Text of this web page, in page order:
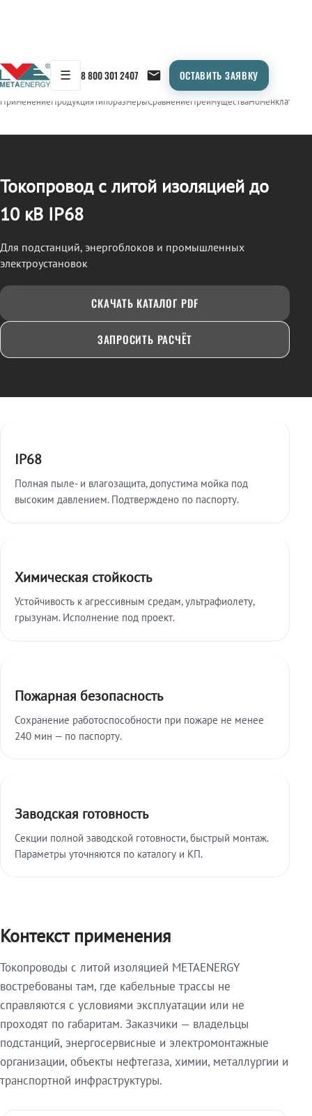
☰ 8 800 301 2407 ОСТАВИТЬ ЗАЯВКУ
← Продукция/ТОКОПРОВОД
ПрименениеПродукцияТипоразмерыСравнениеПреимуществаНоменклатура
Токопровод с литой изоляцией до
10 кВ IP68
Для подстанций, энергоблоков и промышленных
электроустановок
СКАЧАТЬ КАТАЛОГ PDF
ЗАПРОСИТЬ РАСЧЁТ
IP68
Полная пыле- и влагозащита, допустима мойка под
высоким давлением. Подтверждено по паспорту.
Химическая стойкость
Устойчивость к агрессивным средам, ультрафиолету,
грызунам. Исполнение под проект.
Пожарная безопасность
Сохранение работоспособности при пожаре не менее
240 мин — по паспорту.
Заводская готовность
Секции полной заводской готовности, быстрый монтаж.
Параметры уточняются по каталогу и КП.
Контекст применения
Токопроводы с литой изоляцией METAENERGY
востребованы там, где кабельные трассы не
справляются с условиями эксплуатации или не
проходят по габаритам. Заказчики — владельцы
подстанций, энергосервисные и электромонтажные
организации, объекты нефтегаза, химии, металлургии и
транспортной инфраструктуры.